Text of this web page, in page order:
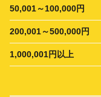
50,001～100,000円
200,001～500,000円
1,000,001円以上